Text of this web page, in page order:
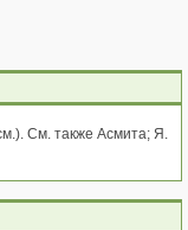
См. также Асмита; Я.